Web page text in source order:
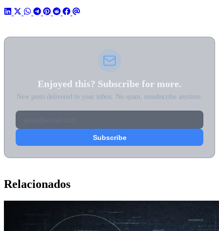
Enjoyed this? Subscribe for more.
New posts delivered to your inbox. No spam, unsubscribe anytime.
Relacionados